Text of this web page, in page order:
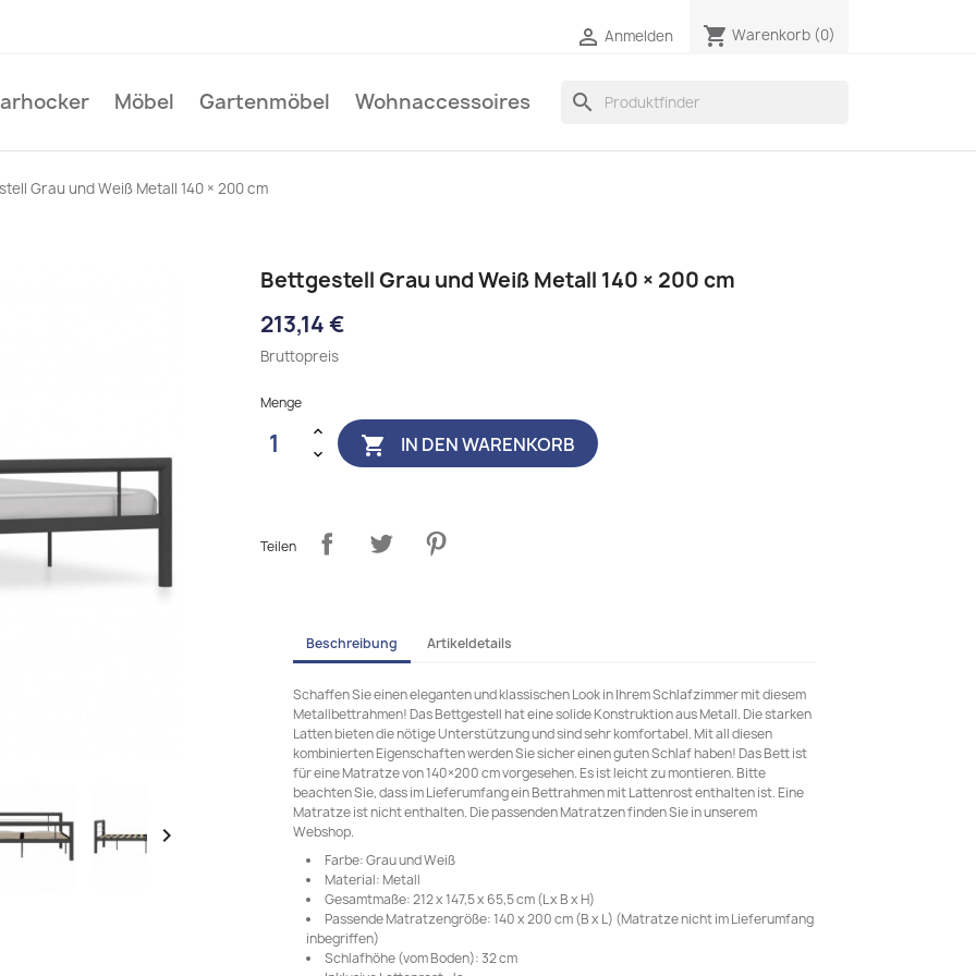
 Anmelden shopping_cart Warenkorb (0)
Möbel Gartenmöbel Wohnaccessoires search
Grau und Weiß Metall 140 × 200 cm

Bettgestell Grau und Weiß Metall 140 × 200 cm
213,14 €
Bruttopreis
Menge
 IN DEN WARENKORB
Teilen
Beschreibung Artikeldetails
Schaffen Sie einen eleganten und klassischen Look in Ihrem Schlafzimmer mit diesem
Metallbettrahmen! Das Bettgestell hat eine solide Konstruktion aus Metall. Die starken
Latten bieten die nötige Unterstützung und sind sehr komfortabel. Mit all diesen
kombinierten Eigenschaften werden Sie sicher einen guten Schlaf haben! Das Bett ist
für eine Matratze von 140×200 cm vorgesehen. Es ist leicht zu montieren. Bitte
beachten Sie, dass im Lieferumfang ein Bettrahmen mit Lattenrost enthalten ist. Eine
Matratze ist nicht enthalten. Die passenden Matratzen finden Sie in unserem
Webshop.
Farbe: Grau und Weiß
Material: Metall
Gesamtmaße: 212 x 147,5 x 65,5 cm (L x B x H)
Passende Matratzengröße: 140 x 200 cm (B x L) (Matratze nicht im Lieferumfang
inbegriffen)
Schlafhöhe (vom Boden): 32 cm